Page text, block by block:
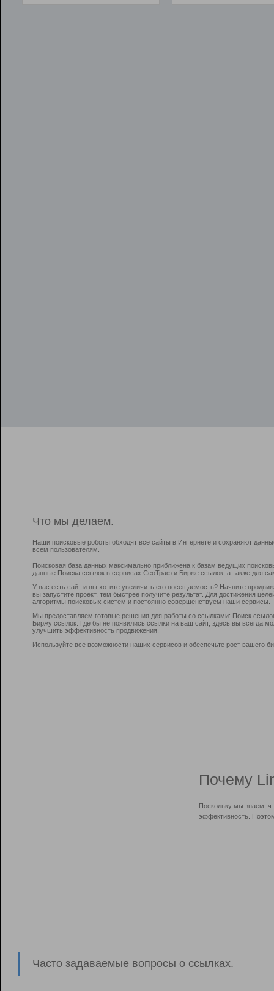
Что мы делаем.
Наши поисковые роботы обходят все сайты в Интернете и сохраняют
всем пользователям.
Поисковая база данных максимально приближена к базам ведущих
данные Поиска ссылок в сервисах СеоТраф и Бирже ссылок, а также для
У вас есть сайт и вы хотите увеличить его посещаемость? Начните
вы запустите проект, тем быстрее получите результат. Для достижения
алгоритмы поисковых систем и постоянно совершенствуем наши сервисы.
Мы предоставляем готовые решения для работы со ссылками: Поиск
Биржу ссылок. Где бы не появились ссылки на ваш сайт, здесь вы всегда
улучшить эффективность продвижения.
Используйте все возможности наших сервисов и обеспечьте рост вашего
Почему
Поскольку мы знаем,
эффективность.
Часто задаваемые вопросы о ссылках.